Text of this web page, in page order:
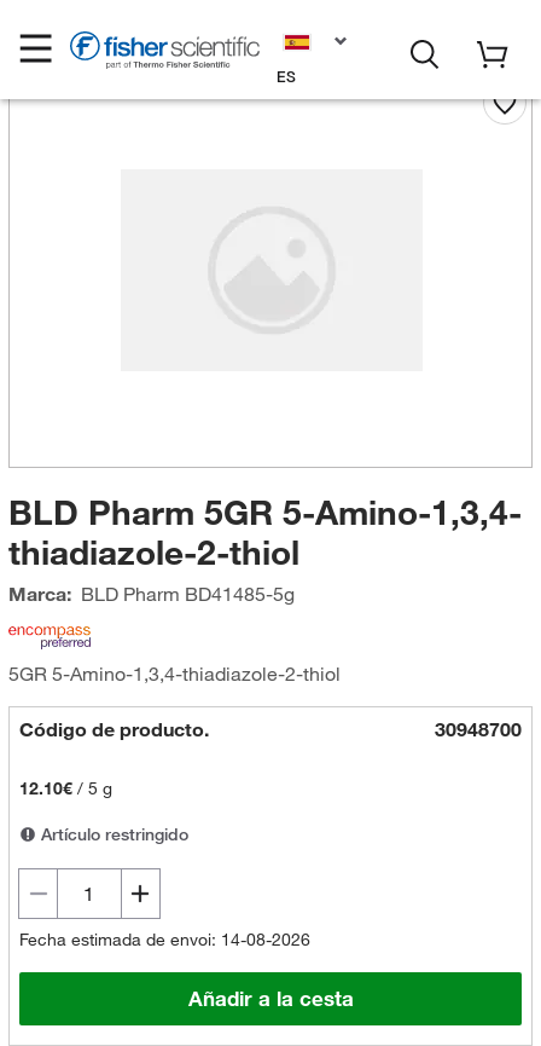
ES
BLD Pharm 5GR 5-Amino-1,3,4-
thiadiazole-2-thiol
Marca: BLD Pharm BD41485-5g
5GR 5-Amino-1,3,4-thiadiazole-2-thiol
Código de producto. 30948700
12.10€/ 5 g
Artículo restringido
Fecha estimada de envoi: 14-08-2026
Añadir a la cesta